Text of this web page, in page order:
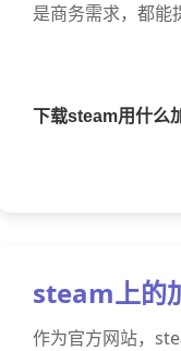
是商务需求，都能
下载steam用什么
steam上的
作为官方网站，